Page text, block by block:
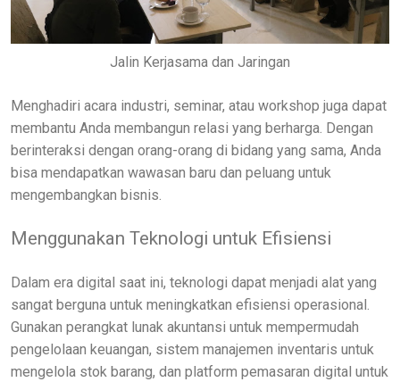
Jalin Kerjasama dan Jaringan
Menghadiri acara industri, seminar, atau workshop juga dapat
membantu Anda membangun relasi yang berharga. Dengan
berinteraksi dengan orang-orang di bidang yang sama, Anda
bisa mendapatkan wawasan baru dan peluang untuk
mengembangkan bisnis.
Menggunakan Teknologi untuk Efisiensi
Dalam era digital saat ini, teknologi dapat menjadi alat yang
sangat berguna untuk meningkatkan efisiensi operasional.
Gunakan perangkat lunak akuntansi untuk mempermudah
pengelolaan keuangan, sistem manajemen inventaris untuk
mengelola stok barang, dan platform pemasaran digital untuk